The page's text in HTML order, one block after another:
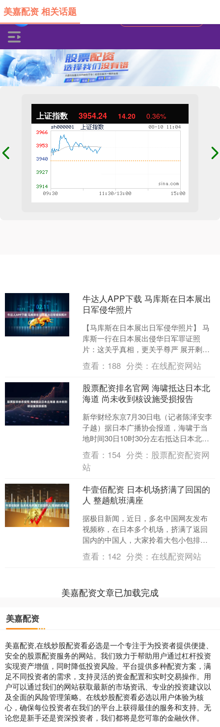
上证指数 3954.24 14.20 0.36%
美嘉配资 相关话题
牛达人APP下载 马库斯在日本展出
日军侵华照片
【马库斯在日本展出日军侵华照片】 马
库斯一行在日本展出侵华日军罪证照
片：这关乎真相，更关乎尊严 展开剩余
68% 发布于：北京市....
查看： 188 分类：在线配资网站
股票配资排名官网 海啸抵达日本北
海道 尚未收到核设施受损报告
新华财经东京7月30日电（记者陈泽安李
子越）据日本广播协会报道，海啸于当
地时间30日10时30分左右抵达日本北海
道。日本内阁官房长官林芳正在记者会
上表示，目前尚....
查看： 154 分类： 股票配资配资网
站
牛壹佰配资 日本机场挤满了回国的
人 整趟航班满座
据极目新闻，近日，多名中国网友发布
视频称，在日本多个机场，挤满了返回
国内的中国人，大家拎着大包小包排队
登机。 航班管家DAST的最新数据显示，
截至11月24日1....
查看： 142 分类：在线配资网站
美嘉配资文章已加载完成
美嘉配资
美嘉配资,在线炒股配资看必选是一个专注于为投资者提供便捷、
安全的股票配资服务的网站。我们致力于帮助用户通过杠杆投资
实现资产增值，同时降低投资风险。平台提供多种配资方案，满
足不同投资者的需求，支持灵活的资金配置和实时交易操作。用
户可以通过我们的网站获取最新的市场资讯、专业的投资建议以
及全面的风险管理策略。在线炒股配资看必选以用户体验为核
心，确保每位投资者在我们的平台上获得最佳的服务和支持。无
论您是新手还是资深投资者，我们都将是您可靠的金融伙伴。